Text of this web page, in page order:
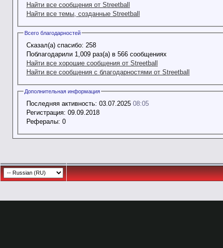
Найти все сообщения от Streetball
Найти все темы, созданные Streetball
Всего благодарностей
Сказал(а) спасибо: 258
Поблагодарили 1,009 раз(а) в 566 сообщениях
Найти все хорошие сообщения от Streetball
Найти все сообщения с благодарностями от Streetball
Дополнительная информация
Последняя активность: 03.07.2025 08:05
Регистрация: 09.09.2018
Рефералы: 0